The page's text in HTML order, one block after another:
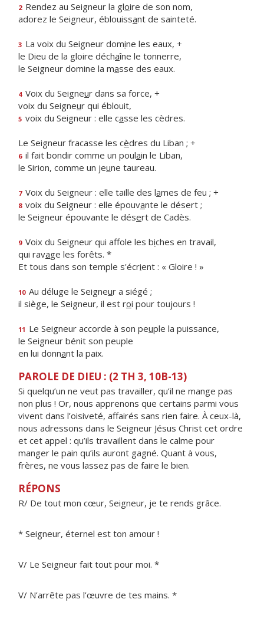
2 Rendez au Seigneur la gloire de son nom,
adorez le Seigneur, éblouissant de sainteté.
3 La voix du Seigneur domine les eaux, +
le Dieu de la gloire déchaîne le tonnerre,
le Seigneur domine la masse des eaux.
4 Voix du Seigneur dans sa force, +
voix du Seigneur qui éblouit,
5 voix du Seigneur : elle casse les cèdres.
Le Seigneur fracasse les cèdres du Liban ; +
6 il fait bondir comme un poulain le Liban,
le Sirion, comme un jeune taureau.
7 Voix du Seigneur : elle taille des lames de feu ; +
8 voix du Seigneur : elle épouvante le désert ;
le Seigneur épouvante le désert de Cadès.
9 Voix du Seigneur qui affole les biches en travail,
qui ravage les forêts. *
Et tous dans son temple s'écrient : « Gloire ! »
10 Au déluge le Seigneur a siégé ;
il siège, le Seigneur, il est roi pour toujours !
11 Le Seigneur accorde à son peuple la puissance,
le Seigneur bénit son peuple
en lui donnant la paix.
PAROLE DE DIEU : (2 TH 3, 10B-13)
Si quelqu’un ne veut pas travailler, qu’il ne mange pas
non plus ! Or, nous apprenons que certains parmi vous
vivent dans l’oisiveté, affairés sans rien faire. À ceux-là,
nous adressons dans le Seigneur Jésus Christ cet ordre
et cet appel : qu’ils travaillent dans le calme pour
manger le pain qu’ils auront gagné. Quant à vous,
frères, ne vous lassez pas de faire le bien.
RÉPONS
R/ De tout mon cœur, Seigneur, je te rends grâce.
* Seigneur, éternel est ton amour !
V/ Le Seigneur fait tout pour moi. *
V/ N’arrête pas l’œuvre de tes mains. *